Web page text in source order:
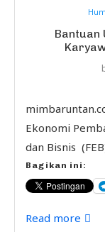
Bantuan
Ekonomi
dan Bisnis
Bagikan ini:
Read more